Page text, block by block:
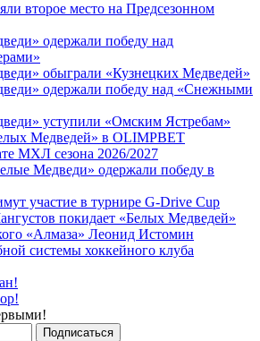
второе место на Предсезонном
одержали победу над
обыграли «Кузнецких Медведей»
одержали победу над «Снежными
уступили «Омским Ястребам»
Медведей» в OLIMPBET
МХЛ сезона 2026/2027
Медведи» одержали победу в
участие в турнире G-Drive Cup
покидает «Белых Медведей»
«Алмаза» Леонид Истомин
системы хоккейного клуба